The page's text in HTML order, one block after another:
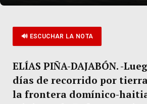
🔊 ESCUCHAR LA NOTA
ELÍAS PIÑA-DAJABÓN.-
días de recorrido por
la frontera domínico-